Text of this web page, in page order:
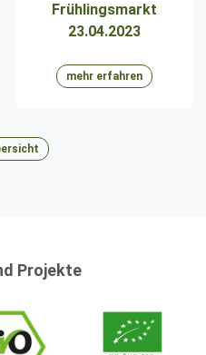
Frühlingsmarkt
23.04.2023
mehr erfahren
Projekte